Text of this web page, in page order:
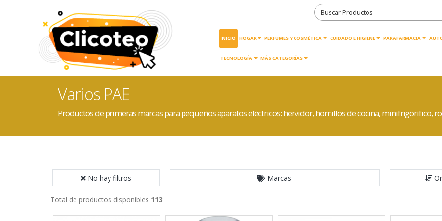
INICIO HOGAR PERFUMES Y COSMÉTICA CUIDADO E HIGIENE PARAFARMACIA
TECNOLOGÍA MÁS CATEGORÍAS
Varios PAE
Productos de primeras marcas para pequeños aparatos eléctricos: hervidor, hornillos de cocina, minifrigorífico,
No hay filtros Marcas
Total de productos disponibles 113